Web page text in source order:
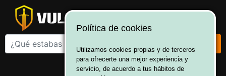
¡Bienvenido a Vulcania!
Política de cookies
Utilizamos cookies propias y de terceros
para ofrecerte una mejor experiencia y
servicio, de acuerdo a tus hábitos de